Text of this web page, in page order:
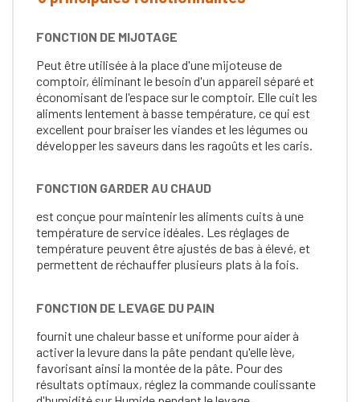
FONCTION DE MIJOTAGE
Peut être utilisée à la place d'une mijoteuse de
comptoir, éliminant le besoin d'un appareil séparé et
économisant de l'espace sur le comptoir. Elle cuit les
aliments lentement à basse température, ce qui est
excellent pour braiser les viandes et les légumes ou
développer les saveurs dans les ragoûts et les caris.
FONCTION GARDER AU CHAUD
est conçue pour maintenir les aliments cuits à une
température de service idéales. Les réglages de
température peuvent être ajustés de bas à élevé, et
permettent de réchauffer plusieurs plats à la fois.
FONCTION DE LEVAGE DU PAIN
fournit une chaleur basse et uniforme pour aider à
activer la levure dans la pâte pendant qu'elle lève,
favorisant ainsi la montée de la pâte. Pour des
résultats optimaux, réglez la commande coulissante